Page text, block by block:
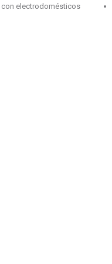
con electrodomésticos